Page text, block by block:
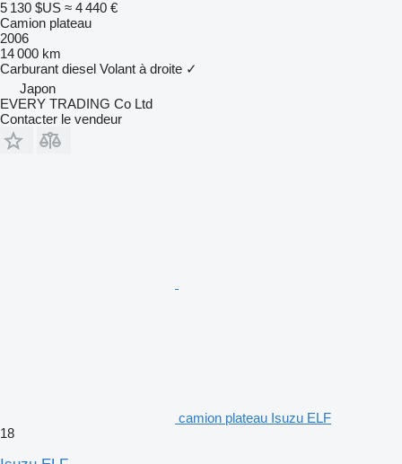
5 130 $US ≈ 4 440 €
Camion plateau
2006
14 000 km
Carburant diesel Volant à droite ✓
Japon
EVERY TRADING Co Ltd
Contacter le vendeur
camion plateau Isuzu ELF
18